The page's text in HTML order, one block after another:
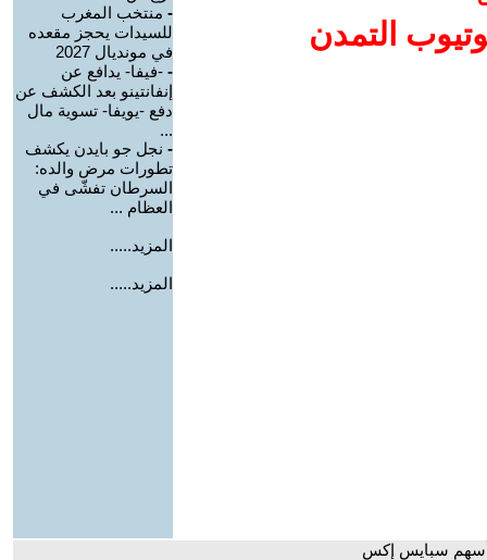
التمدن
- منتخب المغرب
للسيدات يحجز مقعده
في مونديال 2027
- -فيفا- يدافع عن
إنفانتينو بعد الكشف عن
دفع -يويفا- تسوية مال
...
- نجل جو بايدن يكشف
تطورات مرض والده:
السرطان تفشّى في
العظام ...
المزيد.....
المزيد.....
أسهم سبايس إكس